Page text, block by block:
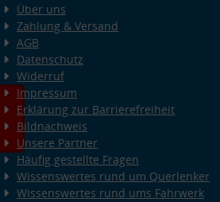
Über uns
Zahlung & Versand
AGB
Datenschutz
Widerruf
Impressum
Erklärung zur Barrierefreiheit
Bildnachweis
Unsere Partner
Häufig gestellte Fragen
Wissenswertes rund um Querlenker
Wissenswertes rund ums Fahrwerk